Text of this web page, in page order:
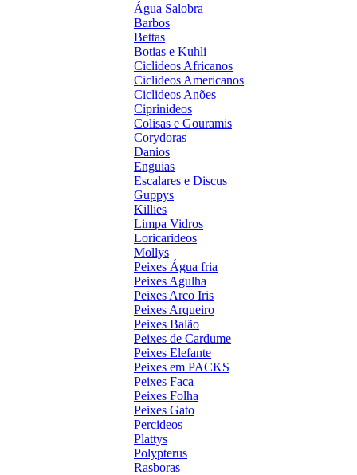
Água Salobra
Barbos
Bettas
Botias e Kuhli
Ciclideos Africanos
Ciclideos Americanos
Ciclideos Anões
Ciprinideos
Colisas e Gouramis
Corydoras
Danios
Enguias
Escalares e Discus
Guppys
Killies
Limpa Vidros
Loricarideos
Mollys
Peixes Água fria
Peixes Agulha
Peixes Arco Iris
Peixes Arqueiro
Peixes Balão
Peixes de Cardume
Peixes Elefante
Peixes em PACKS
Peixes Faca
Peixes Folha
Peixes Gato
Percideos
Plattys
Polypterus
Rasboras